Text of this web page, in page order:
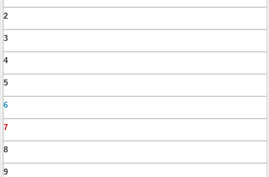
2
3
4
5
6
7
8
9